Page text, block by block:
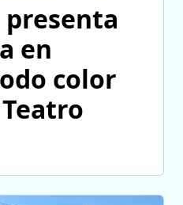
presenta
en
color